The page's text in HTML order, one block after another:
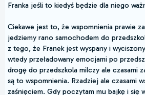
Franka jeśli to kiedyś będzie dla niego
Ciekawe jest to, że wspomnienia prawie
jedziemy rano samochodem do
z tego, że Franek jest wyspany i
wtedy przeładowany emocjami po
drogę do przedszkola milczy ale czasami
są to wspomnienia. Rzadziej ale czasami
zaśnięciem. Gdy poczytam mu bajkę i się